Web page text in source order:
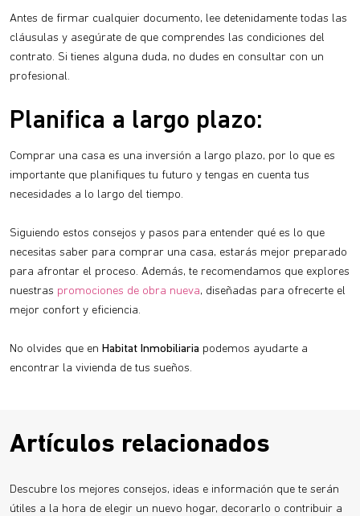
Antes de firmar cualquier documento, lee detenidamente todas las
cláusulas y asegúrate de que comprendes las condiciones del
contrato. Si tienes alguna duda, no dudes en consultar con un
profesional.
Planifica a largo plazo:
Comprar una casa es una inversión a largo plazo, por lo que es
importante que planifiques tu futuro y tengas en cuenta tus
necesidades a lo largo del tiempo.
Siguiendo estos consejos y pasos para entender qué es lo que
necesitas saber para comprar una casa, estarás mejor preparado
para afrontar el proceso. Además, te recomendamos que explores
nuestras promociones de obra nueva, diseñadas para ofrecerte el
mejor confort y eficiencia.
No olvides que en Habitat Inmobiliaria podemos ayudarte a
encontrar la vivienda de tus sueños.
Artículos relacionados
Descubre los mejores consejos, ideas e información que te serán
útiles a la hora de elegir un nuevo hogar, decorarlo o contribuir a